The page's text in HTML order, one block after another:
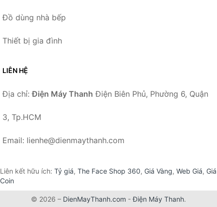
Đồ dùng nhà bếp
Thiết bị gia đình
LIÊN HỆ
Địa chỉ:Điện Máy Thanh Điện Biên Phủ, Phường 6, Quận
3, Tp.HCM
Email: lienhe@dienmaythanh.com
Liên kết hữu ích: Tỷ giá, The Face Shop 360, Giá Vàng, Web Giá, Giá
Coin
© 2026 – DienMayThanh.com -Điện Máy Thanh.